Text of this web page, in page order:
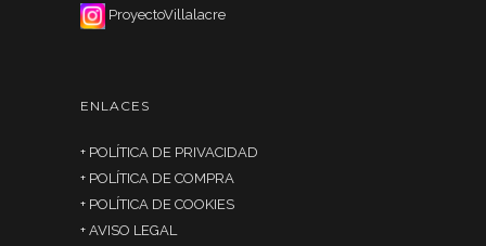
ProyectoVillalacre
ENLACES
+ POLÍTICA DE PRIVACIDAD
+ POLÍTICA DE COMPRA
+ POLÍTICA DE COOKIES
+ AVISO LEGAL